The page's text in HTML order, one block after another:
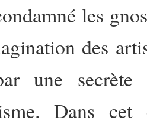
les
des
une
Dans